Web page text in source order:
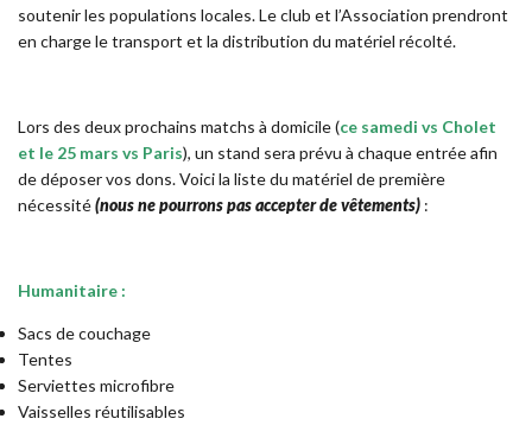
soutenir les populations locales. Le club et l’Association prendront
en charge le transport et la distribution du matériel récolté.
Lors des deux prochains matchs à domicile (ce samedi vs Cholet
et le 25 mars vs Paris), un stand sera prévu à chaque entrée afin
de déposer vos dons. Voici la liste du matériel de première
nécessité(nous ne pourrons pas accepter de vêtements) :
Humanitaire :
Sacs de couchage
Tentes
Serviettes microfibre
Vaisselles réutilisables